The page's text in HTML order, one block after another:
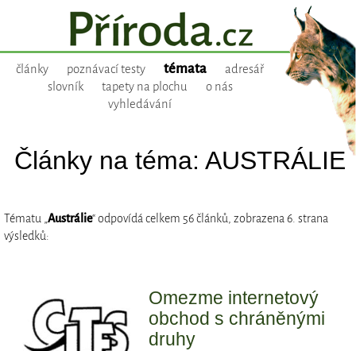
články poznávací testy témata
adresář
slovník
tapety na plochu
o nás
vyhledávání
Články na téma: AUSTRÁLIE
Tématu „Austrálie“ odpovídá celkem 56 článků, zobrazena 6. strana
výsledků:
Omezme internetový
obchod s chráněnými
druhy